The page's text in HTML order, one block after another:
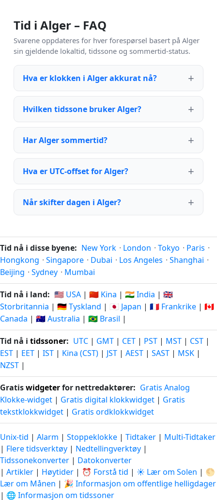
Tid i Alger – FAQ
Svarene oppdateres for hver forespørsel basert på Alger
sin gjeldende lokaltid, tidssone og sommertid-status.
Hva er klokken i Alger akkurat nå?
Hvilken tidssone bruker Alger?
Har Alger sommertid?
Hva er UTC-offset for Alger?
Når skifter dagen i Alger?
Tid nå i disse byene: New York · London · Tokyo · Paris ·
Hongkong · Singapore · Dubai · Los Angeles · Shanghai ·
Beijing · Sydney · Mumbai
Tid nå i land: 🇺🇸 USA | 🇨🇳 Kina | 🇮🇳 India | 🇬🇧
Storbritannia | 🇩🇪 Tyskland | 🇯🇵 Japan | 🇫🇷 Frankrike | 🇨🇦
Canada | 🇦🇺 Australia | 🇧🇷 Brasil |
Tid nå i tidssoner: UTC | GMT | CET | PST | MST | CST |
EST | EET | IST | Kina (CST) | JST | AEST | SAST | MSK |
NZST |
Gratiswidgeterfor nettredaktører: Gratis Analog
Klokke-widget | Gratis digital klokkwidget | Gratis
tekstklokkwidget | Gratis ordklokkwidget
Unix-tid | Alarm | Stoppeklokke | Tidtaker | Multi-Tidtaker
| Flere tidsverktøy | Nedtellingverktøy |
Tidssonekonverter | Datokonverter
| Artikler | Høytider | ⏰ Forstå tid | ☀️ Lær om Solen | 🌕
Lær om Månen | 🎉 Informasjon om offentlige helligdager
| 🌐 Informasjon om tidssoner